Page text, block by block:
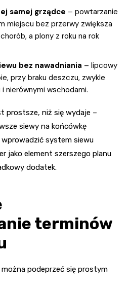
samej grządce – powtarzanie
miejscu bez przerwy zwiększa
a plony z roku na rok
bez nawadniania – lipcowy
przy braku deszczu, zwykle
nierównymi wschodami.
prostsze, niż się wydaje –
siewy na końcówkę
system siewu
jako element szerszego planu
dodatek.
terminów
podeprzeć się prostym